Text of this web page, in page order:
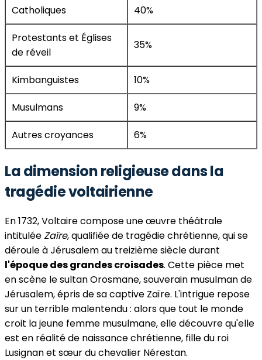
Catholiques 40%
Protestants et Églises
de réveil
35%
Kimbanguistes 10%
Musulmans 9%
Autres croyances 6%
La dimension religieuse dans la
tragédie voltairienne
En 1732, Voltaire compose une œuvre théâtrale
intituléeZaïre, qualifiée de tragédie chrétienne, qui se
déroule à Jérusalem au treizième siècle durant
l'époque des grandes croisades. Cette pièce met
en scène le sultan Orosmane, souverain musulman de
Jérusalem, épris de sa captive Zaïre. L'intrigue repose
sur un terrible malentendu : alors que tout le monde
croit la jeune femme musulmane, elle découvre qu'elle
est en réalité de naissance chrétienne, fille du roi
Lusignan et sœur du chevalier Nérestan.